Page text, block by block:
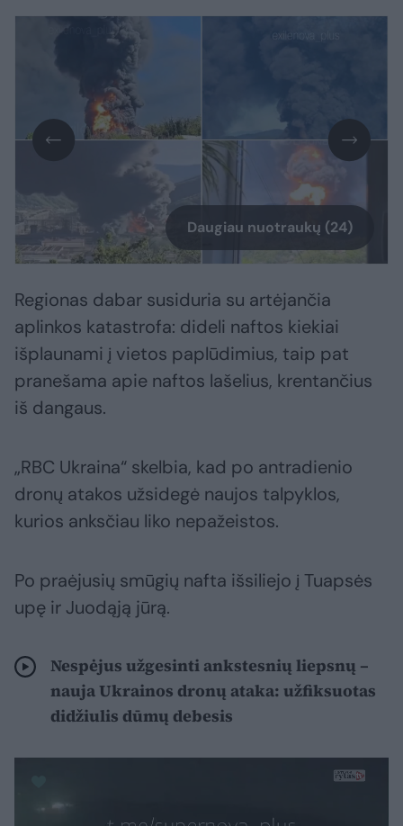
Daugiau nuotraukų (24)
Regionas dabar susiduria su artėjančia
aplinkos katastrofa: dideli naftos kiekiai
išplaunami į vietos paplūdimius, taip pat
pranešama apie naftos lašelius, krentančius
iš dangaus.
„RBC Ukraina“ skelbia, kad po antradienio
dronų atakos užsidegė naujos talpyklos,
kurios anksčiau liko nepažeistos.
Po praėjusių smūgių nafta išsiliejo į Tuapsės
upę ir Juodąją jūrą.
Nespėjus užgesinti ankstesnių liepsnų –
nauja Ukrainos dronų ataka: užfiksuotas
didžiulis dūmų debesis